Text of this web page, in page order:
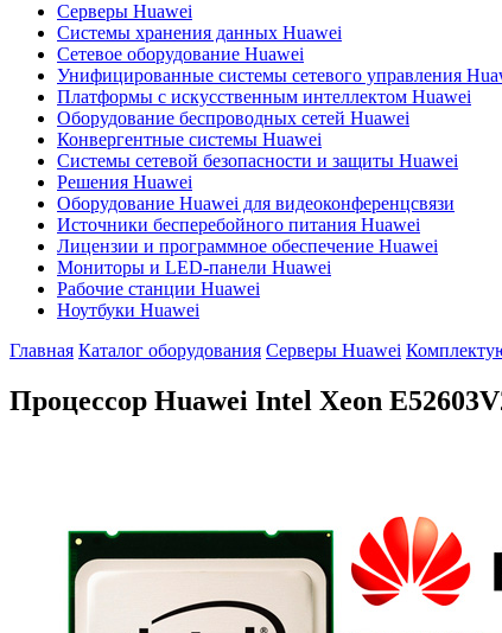
Серверы Huawei
Системы хранения данных Huawei
Сетевое оборудование Huawei
Унифицированные системы сетевого управления
Платформы с искусственным интеллектом Huawei
Оборудование беспроводных сетей Huawei
Конвергентные системы Huawei
Системы сетевой безопасности и защиты Huawei
Решения Huawei
Оборудование Huawei для видеоконференцсвязи
Источники бесперебойного питания Huawei
Лицензии и программное обеспечение Huawei
Мониторы и LED-панели Huawei
Рабочие станции Huawei
Ноутбуки Huawei
Главная Каталог оборудования Серверы Huawei
Процессор Huawei Intel Xeon